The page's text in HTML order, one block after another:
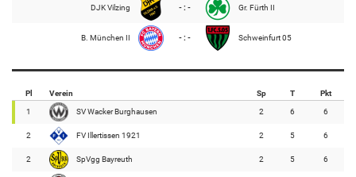
DJK Vilzing - : - Gr. Fürth II
B. München II - : - Schweinfurt 05
Pl Verein Sp T Pkt
1 SV Wacker Burghausen 2 6 6
2 FV Illertissen 1921 2 5 6
2 SpVgg Bayreuth 2 5 6